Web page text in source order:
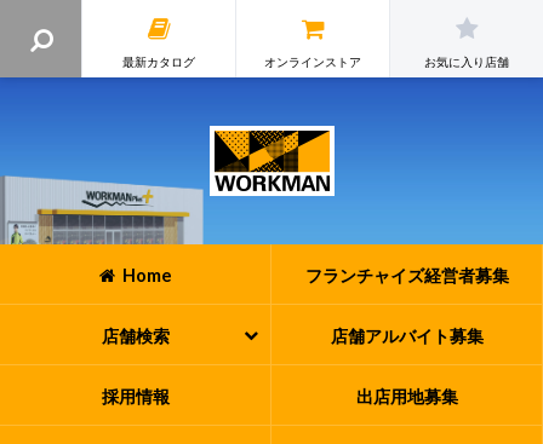
最新カタログ オンラインストア お気に入り店舗
Home フランチャイズ経営者募集
店舗検索 店舗アルバイト募集
採用情報 出店用地募集